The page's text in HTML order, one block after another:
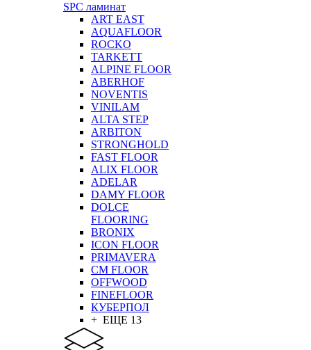
SPC ламинат
ART EAST
AQUAFLOOR
ROCKO
TARKETT
ALPINE FLOOR
ABERHOF
NOVENTIS
VINILAM
ALTA STEP
ARBITON
STRONGHOLD
FAST FLOOR
ALIX FLOOR
ADELAR
DAMY FLOOR
DOLCE
FLOORING
BRONIX
ICON FLOOR
PRIMAVERA
CM FLOOR
OFFWOOD
FINEFLOOR
КУБЕРПОЛ
+ ЕЩЕ 13